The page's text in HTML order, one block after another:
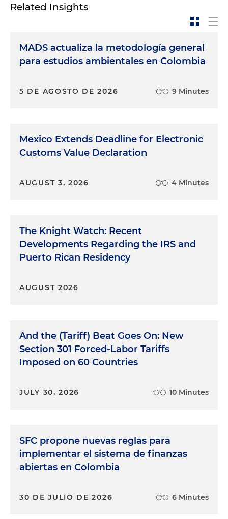
Related Insights
MADS actualiza la metodología general
para estudios ambientales en Colombia
5 DE AGOSTO DE 2026 9 Minutes
Mexico Extends Deadline for Electronic
Customs Value Declaration
AUGUST 3, 2026 4 Minutes
The Knight Watch: Recent
Developments Regarding the IRS and
Puerto Rican Residency
AUGUST 2026
And the (Tariff) Beat Goes On: New
Section 301 Forced-Labor Tariffs
Imposed on 60 Countries
JULY 30, 2026 10 Minutes
SFC propone nuevas reglas para
implementar el sistema de finanzas
abiertas en Colombia
30 DE JULIO DE 2026 6 Minutes